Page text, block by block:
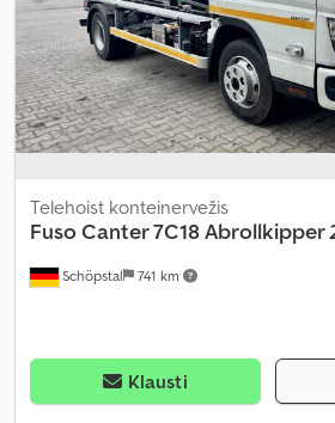
Schöpstal 741 km
Telehoist konteinervežis
FusoCanter 7C18 Abrollkipper
Klausti